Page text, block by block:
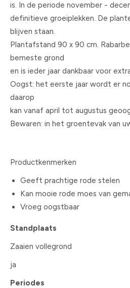
is. In de periode november -
definitieve groeiplekken. De
blijven staan.
Plantafstand 90 x 90 cm.
bemeste grond
en is ieder jaar dankbaar voor
Oogst: het eerste jaar wordt er
daarop
kan vanaf april tot augustus
Bewaren: in het groentevak van
Productkenmerken
Geeft prachtige rode stelen
Kan mooie rode moes van
Vroeg oogstbaar
Standplaats
Zaaien vollegrond
ja
Periodes